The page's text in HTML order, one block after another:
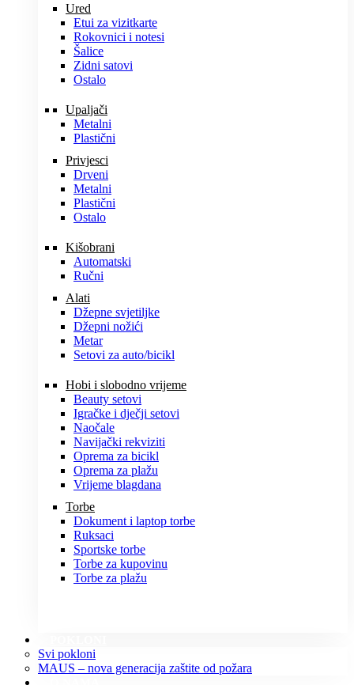
Ured
Etui za vizitkarte
Rokovnici i notesi
Šalice
Zidni satovi
Ostalo
Upaljači
Metalni
Plastični
Privjesci
Drveni
Metalni
Plastični
Ostalo
Kišobrani
Automatski
Ručni
Alati
Džepne svjetiljke
Džepni nožići
Metar
Setovi za auto/bicikl
Hobi i slobodno vrijeme
Beauty setovi
Igračke i dječji setovi
Naočale
Navijački rekviziti
Oprema za bicikl
Oprema za plažu
Vrijeme blagdana
Torbe
Dokument i laptop torbe
Ruksaci
Sportske torbe
Torbe za kupovinu
Torbe za plažu
Svi pokloni
MAUS – nova generacija zaštite od požara